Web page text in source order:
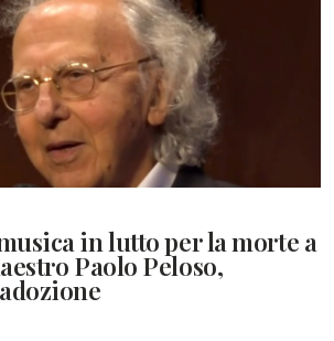
in lutto per la morte a
Paolo Peloso,